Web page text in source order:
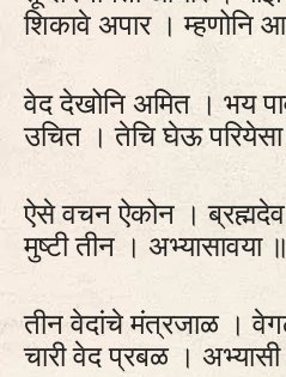
शिकावे अपार । म्हणोनि
वेद देखोनि अमित । भय
उचित । तेचि घेऊ
ऐसे वचन ऐकोन ।
मुष्टी तीन । अभ्यासावया
तीन वेदांचे मंत्रजाळ ।
चारी वेद प्रबळ । अभ्यासी